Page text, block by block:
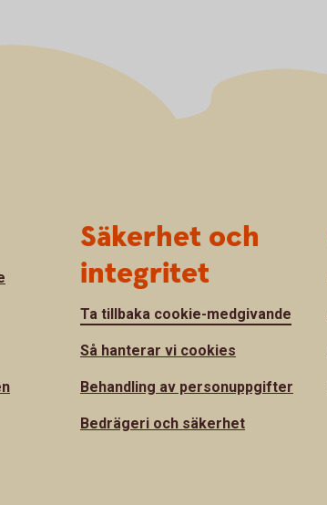
Säkerhet och
integritet
Ta tillbaka cookie-medgivande
Så hanterar vi cookies
Behandling av personuppgifter
Bedrägeri och säkerhet